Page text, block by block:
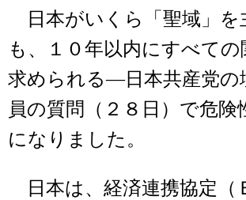
日本がいくら「聖域」を
も、１０年以内にすべて
求められる―日本共産党の
員の質問（２８日）で危険
になりました。
日本は、経済連携協定（